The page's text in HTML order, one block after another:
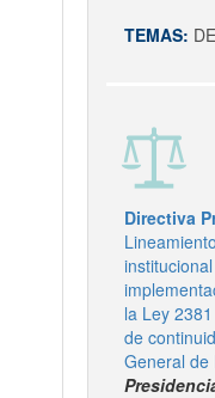
TEMAS:
Directiva
la Ley
de
General de